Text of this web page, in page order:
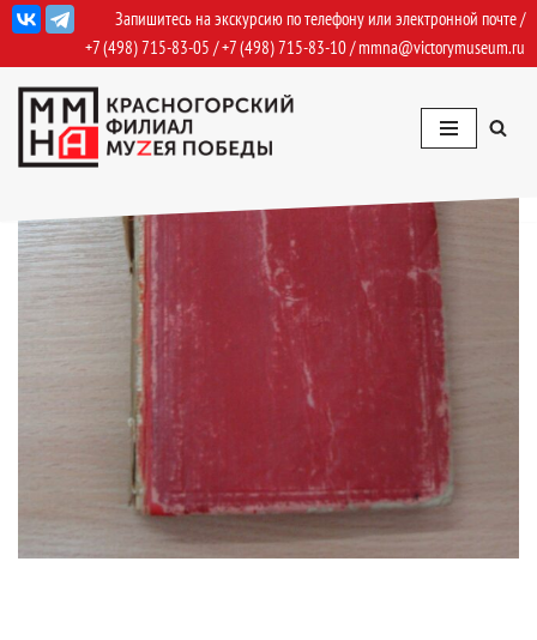
Перейти
к
содержимому
Запишитесь на экскурсию по телефону или электронной почте /
+7 (498) 715-83-05 /+7 (498) 715-83-10/mmna@victorymuseum.ru